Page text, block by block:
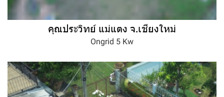
คุณประวิทย์ แม่แตง จ.เชียงใหม่
Ongrid 5 Kw